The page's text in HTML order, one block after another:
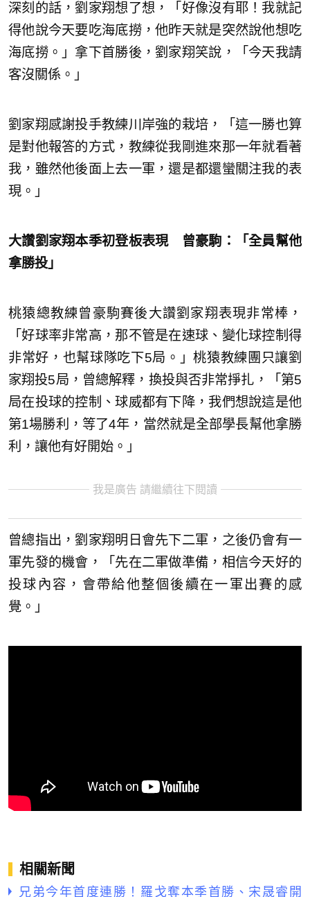
深刻的話，劉家翔想了想，「好像沒有耶！我就記
得他說今天要吃海底撈，他昨天就是突然說他想吃
海底撈。」拿下首勝後，劉家翔笑說，「今天我請
客沒關係。」
劉家翔感謝投手教練川岸強的栽培，「這一勝也算
是對他報答的方式，教練從我剛進來那一年就看著
我，雖然他後面上去一軍，還是都還蠻關注我的表
現。」
大讚劉家翔本季初登板表現 曾豪駒：「全員幫他
拿勝投」
桃猿總教練曾豪駒賽後大讚劉家翔表現非常棒，
「好球率非常高，那不管是在速球、變化球控制得
非常好，也幫球隊吃下5局。」桃猿教練團只讓劉
家翔投5局，曾總解釋，換投與否非常掙扎，「第5
局在投球的控制、球威都有下降，我們想說這是他
第1場勝利，等了4年，當然就是全部學長幫他拿勝
利，讓他有好開始。」
我是廣告 請繼續往下閱讀
曾總指出，劉家翔明日會先下二軍，之後仍會有一
軍先發的機會，「先在二軍做準備，相信今天好的
投球內容，會帶給他整個後續在一軍出賽的感
覺。」
相關新聞
兄弟今年首度連勝！羅戈奪本季首勝、宋晟睿開